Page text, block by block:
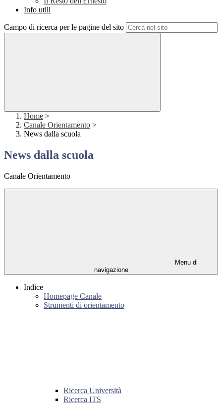
Info utili
Campo di ricerca per le pagine del sito
Home >
Canale Orientamento >
News dalla scuola
News dalla scuola
Canale Orientamento
Menu di
navigazione
Indice
Homepage Canale
Strumenti di orientamento
Ricerca Università
Ricerca ITS